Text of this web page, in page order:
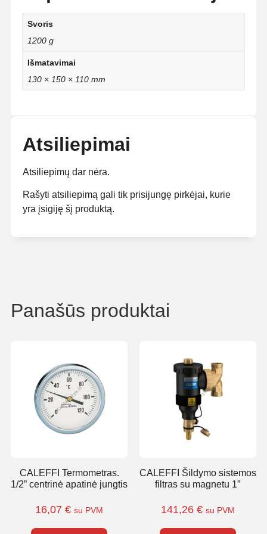
Svoris
1200 g
Išmatavimai
130 × 150 × 110 mm
Atsiliepimai
Atsiliepimų dar nėra.
Rašyti atsiliepimą gali tik prisijungę pirkėjai, kurie
yra įsigiję šį produktą.
Panašūs produktai
CALEFFI Termometras.
1/2” centrinė apatinė jungtis
16,07 € su PVM
CALEFFI Šildymo sistemos
filtras su magnetu 1″
141,26 € su PVM